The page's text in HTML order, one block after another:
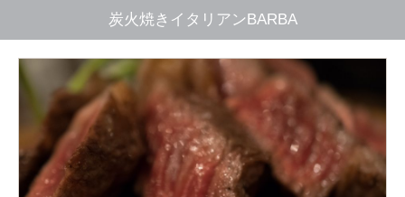
炭火焼きイタリアンBARBA